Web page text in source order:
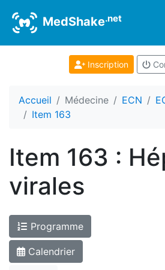
MedShake.net
Inscription
Accueil Médecine ECN
Item 163
Item 163 :
virales
Programme
Calendrier